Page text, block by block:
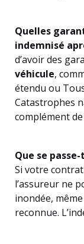
Quelles
indemnisé
d’avoir des
véhicule,
étendu ou
Catastrophes
complément
Que se
Si votre contrat
l’assureur ne
inondée,
reconnue.